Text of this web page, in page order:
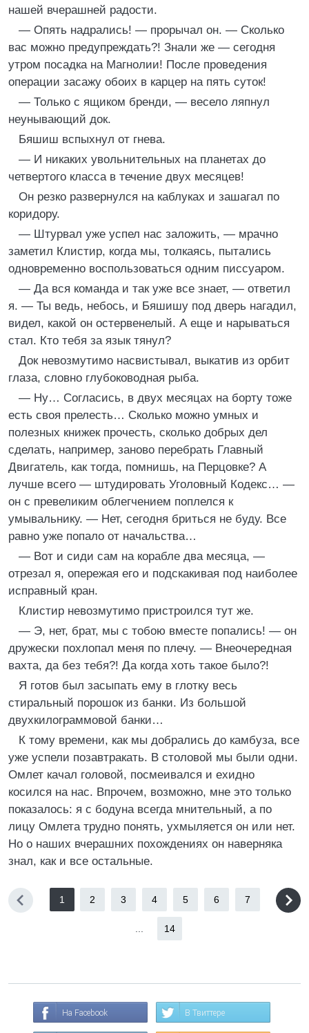
нашей вчерашней радости.
— Опять надрались! — прорычал он. — Сколько
вас можно предупреждать?! Знали же — сегодня
утром посадка на Магнолии! После проведения
операции засажу обоих в карцер на пять суток!
— Только с ящиком бренди, — весело ляпнул
неунывающий док.
Бяшиш вспыхнул от гнева.
— И никаких увольнительных на планетах до
четвертого класса в течение двух месяцев!
Он резко развернулся на каблуках и зашагал по
коридору.
— Штурвал уже успел нас заложить, — мрачно
заметил Клистир, когда мы, толкаясь, пытались
одновременно воспользоваться одним писсуаром.
— Да вся команда и так уже все знает, — ответил
я. — Ты ведь, небось, и Бяшишу под дверь нагадил,
видел, какой он остервенелый. А еще и нарываться
стал. Кто тебя за язык тянул?
Док невозмутимо насвистывал, выкатив из орбит
глаза, словно глубоководная рыба.
— Ну… Согласись, в двух месяцах на борту тоже
есть своя прелесть… Сколько можно умных и
полезных книжек прочесть, сколько добрых дел
сделать, например, заново перебрать Главный
Двигатель, как тогда, помнишь, на Перцовке? А
лучше всего — штудировать Уголовный Кодекс… —
он с превеликим облегчением поплелся к
умывальнику. — Нет, сегодня бриться не буду. Все
равно уже попало от начальства…
— Вот и сиди сам на корабле два месяца, —
отрезал я, опережая его и подскакивая под наиболее
исправный кран.
Клистир невозмутимо пристроился тут же.
— Э, нет, брат, мы с тобою вместе попались! — он
дружески похлопал меня по плечу. — Внеочередная
вахта, да без тебя?! Да когда хоть такое было?!
Я готов был засыпать ему в глотку весь
стиральный порошок из банки. Из большой
двухкилограммовой банки…
К тому времени, как мы добрались до камбуза, все
уже успели позавтракать. В столовой мы были одни.
Омлет качал головой, посмеивался и ехидно
косился на нас. Впрочем, возможно, мне это только
показалось: я с бодуна всегда мнительный, а по
лицу Омлета трудно понять, ухмыляется он или нет.
Но о наших вчерашних похождениях он наверняка
знал, как и все остальные.
1 2 3 4 5 6 7
14
На Facebook В Твиттере